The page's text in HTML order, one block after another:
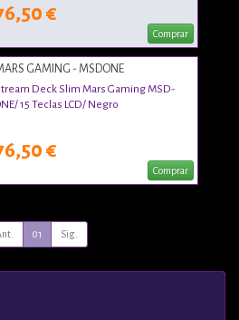
€
Comprar
GAMING - MSDONE
Deck Slim Mars Gaming MSD-
15 Teclas LCD/ Negro
€
Comprar
01 Sig.